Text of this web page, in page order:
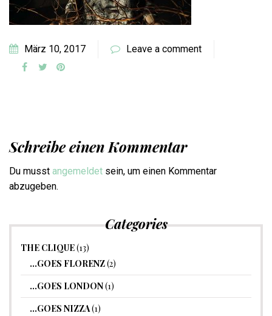
März 10, 2017 Leave a comment
Schreibe einen Kommentar
Du musst angemeldet sein, um einen Kommentar
abzugeben.
Categories
THE CLIQUE(13)
…GOES FLORENZ(2)
…GOES LONDON(1)
…GOES NIZZA(1)